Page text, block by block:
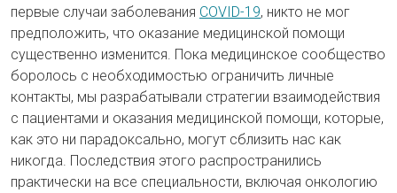
первые случаи заболевания COVID-19, никто не мог
предположить, что оказание медицинской помощи
существенно изменится. Пока медицинское сообщество
боролось с необходимостью ограничить личные
контакты, мы разрабатывали стратегии взаимодействия
с пациентами и оказания медицинской помощи, которые,
как это ни парадоксально, могут сблизить нас как
никогда. Последствия этого распространились
практически на все специальности, включая онкологию